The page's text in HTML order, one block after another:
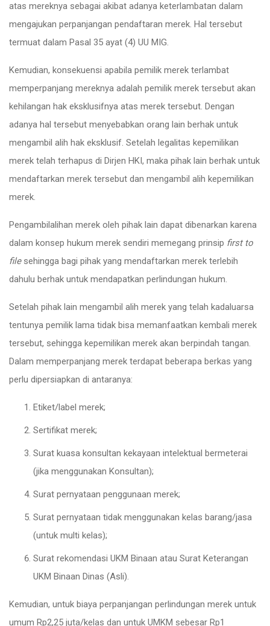
atas mereknya sebagai akibat adanya keterlambatan dalam
mengajukan perpanjangan pendaftaran merek. Hal tersebut
termuat dalam Pasal 35 ayat (4) UU MIG.
Kemudian, konsekuensi apabila pemilik merek terlambat
memperpanjang mereknya adalah pemilik merek tersebut akan
kehilangan hak eksklusifnya atas merek tersebut. Dengan
adanya hal tersebut menyebabkan orang lain berhak untuk
mengambil alih hak eksklusif. Setelah legalitas kepemilikan
merek telah terhapus di Dirjen HKI, maka pihak lain berhak untuk
mendaftarkan merek tersebut dan mengambil alih kepemilikan
merek.
Pengambilalihan merek oleh pihak lain dapat dibenarkan karena
dalam konsep hukum merek sendiri memegang prinsip first to
file sehingga bagi pihak yang mendaftarkan merek terlebih
dahulu berhak untuk mendapatkan perlindungan hukum.
Setelah pihak lain mengambil alih merek yang telah kadaluarsa
tentunya pemilik lama tidak bisa memanfaatkan kembali merek
tersebut, sehingga kepemilikan merek akan berpindah tangan.
Dalam memperpanjang merek terdapat beberapa berkas yang
perlu dipersiapkan di antaranya:
Etiket/label merek;
Sertifikat merek;
Surat kuasa konsultan kekayaan intelektual bermeterai
(jika menggunakan Konsultan);
Surat pernyataan penggunaan merek;
Surat pernyataan tidak menggunakan kelas barang/jasa
(untuk multi kelas);
Surat rekomendasi UKM Binaan atau Surat Keterangan
UKM Binaan Dinas (Asli).
Kemudian, untuk biaya perpanjangan perlindungan merek untuk
umum Rp2,25 juta/kelas dan untuk UMKM sebesar Rp1